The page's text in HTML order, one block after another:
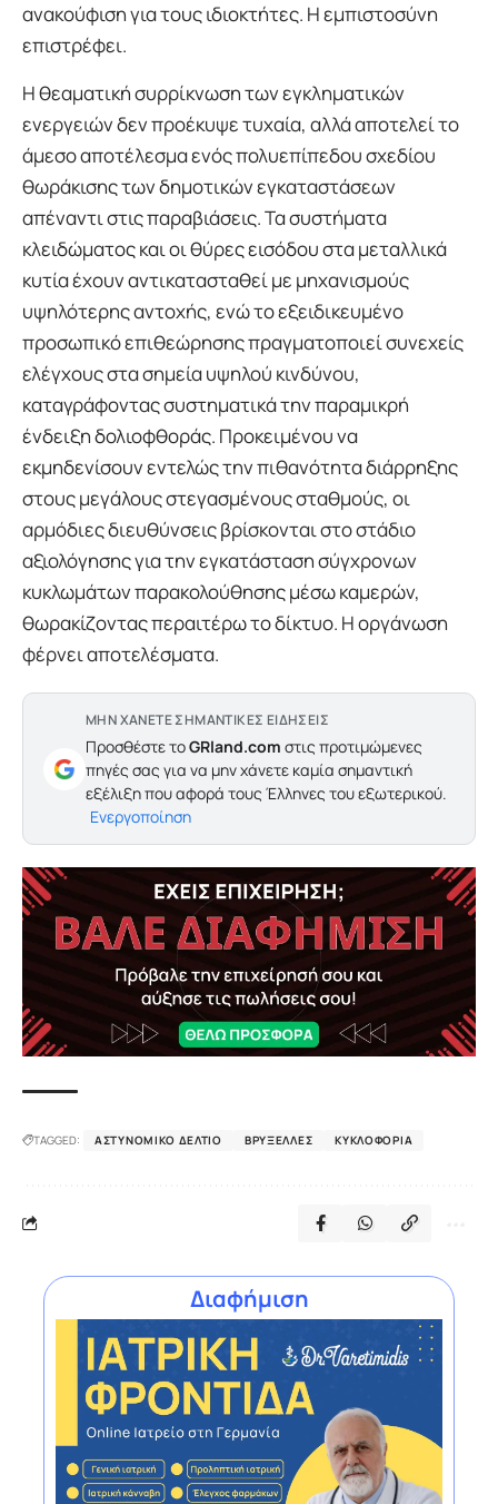
ανακούφιση για τους ιδιοκτήτες. Η εμπιστοσύνη
επιστρέφει.
Η θεαματική συρρίκνωση των εγκληματικών
ενεργειών δεν προέκυψε τυχαία, αλλά αποτελεί το
άμεσο αποτέλεσμα ενός πολυεπίπεδου σχεδίου
θωράκισης των δημοτικών εγκαταστάσεων
απέναντι στις παραβιάσεις. Τα συστήματα
κλειδώματος και οι θύρες εισόδου στα μεταλλικά
κυτία έχουν αντικατασταθεί με μηχανισμούς
υψηλότερης αντοχής, ενώ το εξειδικευμένο
προσωπικό επιθεώρησης πραγματοποιεί συνεχείς
ελέγχους στα σημεία υψηλού κινδύνου,
καταγράφοντας συστηματικά την παραμικρή
ένδειξη δολιοφθοράς. Προκειμένου να
εκμηδενίσουν εντελώς την πιθανότητα διάρρηξης
στους μεγάλους στεγασμένους σταθμούς, οι
αρμόδιες διευθύνσεις βρίσκονται στο στάδιο
αξιολόγησης για την εγκατάσταση σύγχρονων
κυκλωμάτων παρακολούθησης μέσω καμερών,
θωρακίζοντας περαιτέρω το δίκτυο. Η οργάνωση
φέρνει αποτελέσματα.
ΜΗΝ ΧΑΝΕΤΕ ΣΗΜΑΝΤΙΚΕΣ ΕΙΔΗΣΕΙΣ
Προσθέστε τοGRland.com στις προτιμώμενες
πηγές σας για να μην χάνετε καμία σημαντική
εξέλιξη που αφορά τους Έλληνες του εξωτερικού.
Ενεργοποίηση
TAGGED: ΑΣΤΥΝΟΜΙΚΌ ΔΕΛΤΊΟ ΒΡΥΞΈΛΛΕΣ ΚΥΚΛΟΦΟΡΊΑ
Διαφήμιση